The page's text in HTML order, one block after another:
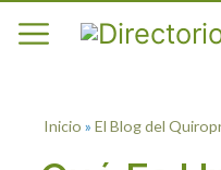
Inicio » El Blog del